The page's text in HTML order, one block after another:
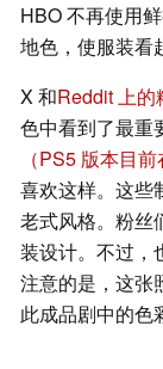
HBO 不再使用
地色，使服装看
X 和Reddit 上的
色中看到了最重
（PS5 版本目
喜欢这样。这些
老式风格。粉丝
装设计。不过，
注意的是，这张
此成品剧中的色